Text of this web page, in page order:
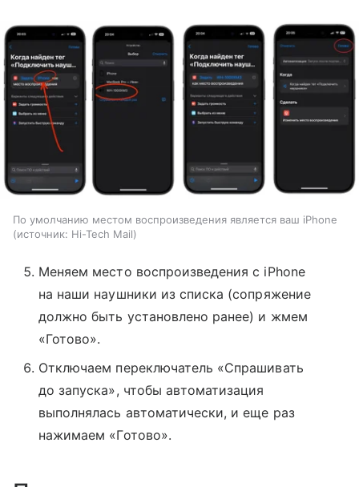
По умолчанию местом воспроизведения является ваш iPhone
источник: Hi-Tech Mail
Меняем место воспроизведения с iPhone
на наши наушники из списка (сопряжение
должно быть установлено ранее) и жмем
«Готово».
Отключаем переключатель «Спрашивать
до запуска», чтобы автоматизация
выполнялась автоматически, и еще раз
нажимаем «Готово».